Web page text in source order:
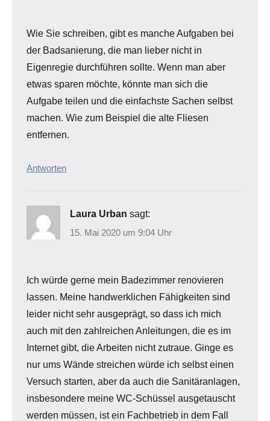
Wie Sie schreiben, gibt es manche Aufgaben bei
der Badsanierung, die man lieber nicht in
Eigenregie durchführen sollte. Wenn man aber
etwas sparen möchte, könnte man sich die
Aufgabe teilen und die einfachste Sachen selbst
machen. Wie zum Beispiel die alte Fliesen
entfernen.
Antworten
Laura Urban sagt:
15. Mai 2020 um 9:04 Uhr
Ich würde gerne mein Badezimmer renovieren
lassen. Meine handwerklichen Fähigkeiten sind
leider nicht sehr ausgeprägt, so dass ich mich
auch mit den zahlreichen Anleitungen, die es im
Internet gibt, die Arbeiten nicht zutraue. Ginge es
nur ums Wände streichen würde ich selbst einen
Versuch starten, aber da auch die Sanitäranlagen,
insbesondere meine WC-Schüssel ausgetauscht
werden müssen, ist ein Fachbetrieb in dem Fall